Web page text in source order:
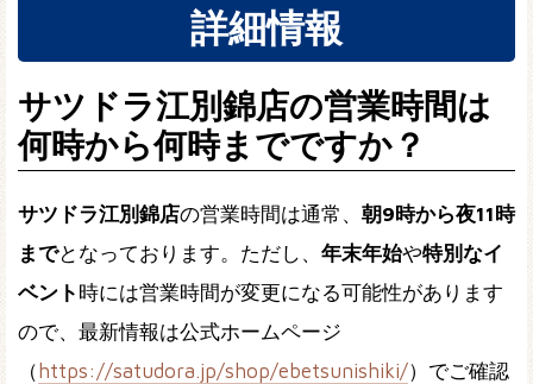
詳細情報
サツドラ江別錦店の営業時間は
何時から何時までですか？
サツドラ江別錦店の営業時間は通常、 朝9時から夜11時
までとなっております。ただし、 年末年始や特別なイ
ベント 時には営業時間が変更になる可能性があります
ので、最新情報は公式ホームページ
（https://satudora.jp/shop/ebetsunishiki/）でご確認